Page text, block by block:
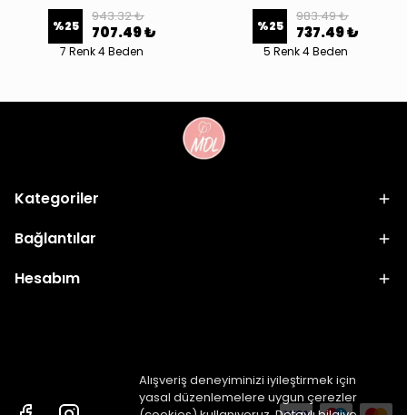
Alışveriş deneyiminizi iyileştirmek için
yasal düzenlemelere uygun çerezler
%25
943.32 ₺
707.49 ₺
7 Renk 4 Beden
%25
983.49 ₺
737.49 ₺
5 Renk 4 Beden
Kategoriler
Bağlantılar
Hesabım